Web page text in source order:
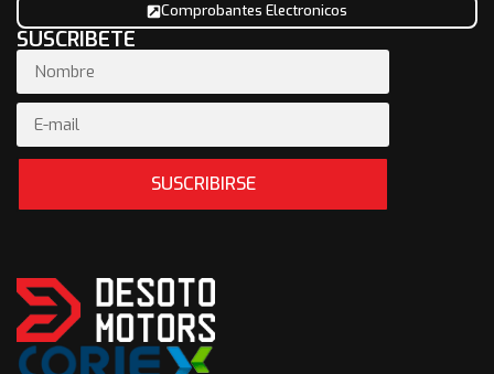
Comprobantes Electronicos
SUSCRIBETE
SUSCRIBIRSE